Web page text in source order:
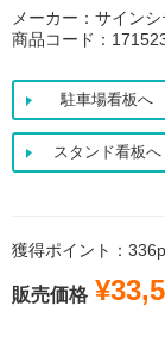
メーカー：サインシ
商品コード：
駐車場看板へ
スタンド看板へ
獲得ポイント：
販売価格